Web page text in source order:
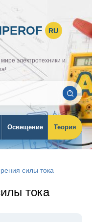
RU
электротехники и
Освещение Теория
силы тока
тока